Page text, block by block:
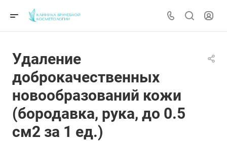
Удаление
доброкачественных
новообразований кожи
(бородавка, рука, до 0.5
см2 за 1 ед.)